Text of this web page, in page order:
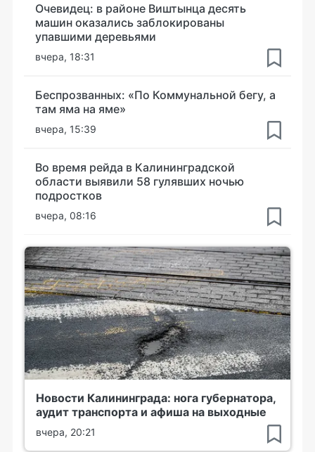
Очевидец: в районе Виштынца десять
машин оказались заблокированы
упавшими деревьями
вчера, 18:31
Беспрозванных: «По Коммунальной бегу, а
там яма на яме»
вчера, 15:39
Во время рейда в Калининградской
области выявили 58 гулявших ночью
подростков
вчера, 08:16
Новости Калининграда: нога губернатора,
аудит транспорта и афиша на выходные
вчера, 20:21